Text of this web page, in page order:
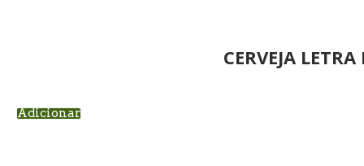
CERVEJA
Adicionar